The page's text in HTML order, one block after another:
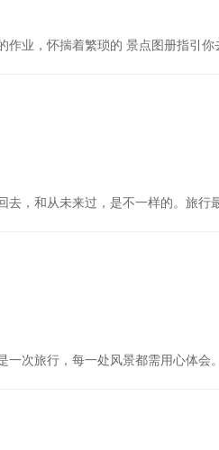
业，怀揣着繁琐的 景点图册指引你
，和从未来过，是不一样的。旅行
次旅行，每一处风景都需用心体会。